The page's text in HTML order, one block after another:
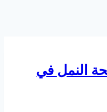
النمل في